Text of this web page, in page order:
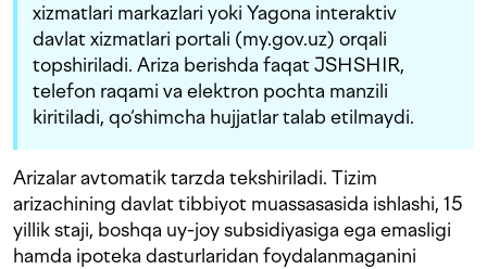
xizmatlari markazlari yoki Yagona interaktiv
davlat xizmatlari portali (my.gov.uz) orqali
topshiriladi. Ariza berishda faqat JSHSHIR,
telefon raqami va elektron pochta manzili
kiritiladi, qo‘shimcha hujjatlar talab etilmaydi.
Arizalar avtomatik tarzda tekshiriladi. Tizim
arizachining davlat tibbiyot muassasasida ishlashi, 15
yillik staji, boshqa uy-joy subsidiyasiga ega emasligi
hamda ipoteka dasturlaridan foydalanmaganini